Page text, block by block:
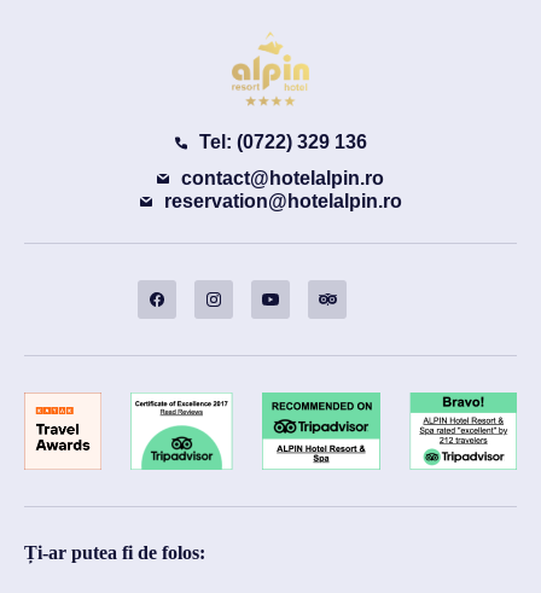
Tel: (0722) 329 136
contact@hotelalpin.ro
reservation@hotelalpin.ro
Ți-ar putea fi de folos: